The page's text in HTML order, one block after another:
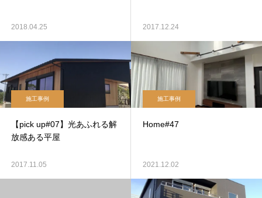
2018.04.25 2017.12.24
施工事例
【pick up#07】光あふれる解
放感ある平屋
2017.11.05
施工事例
Home#47
2021.12.02